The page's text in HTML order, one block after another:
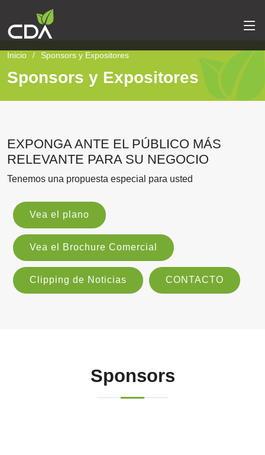
Inicio Sponsors y Expositores
Sponsors y Expositores
EXPONGA ANTE EL PÚBLICO MÁS
RELEVANTE PARA SU NEGOCIO
Tenemos una propuesta especial para usted
Vea el plano
Vea el Brochure Comercial
Clipping de Noticias CONTACTO
Sponsors